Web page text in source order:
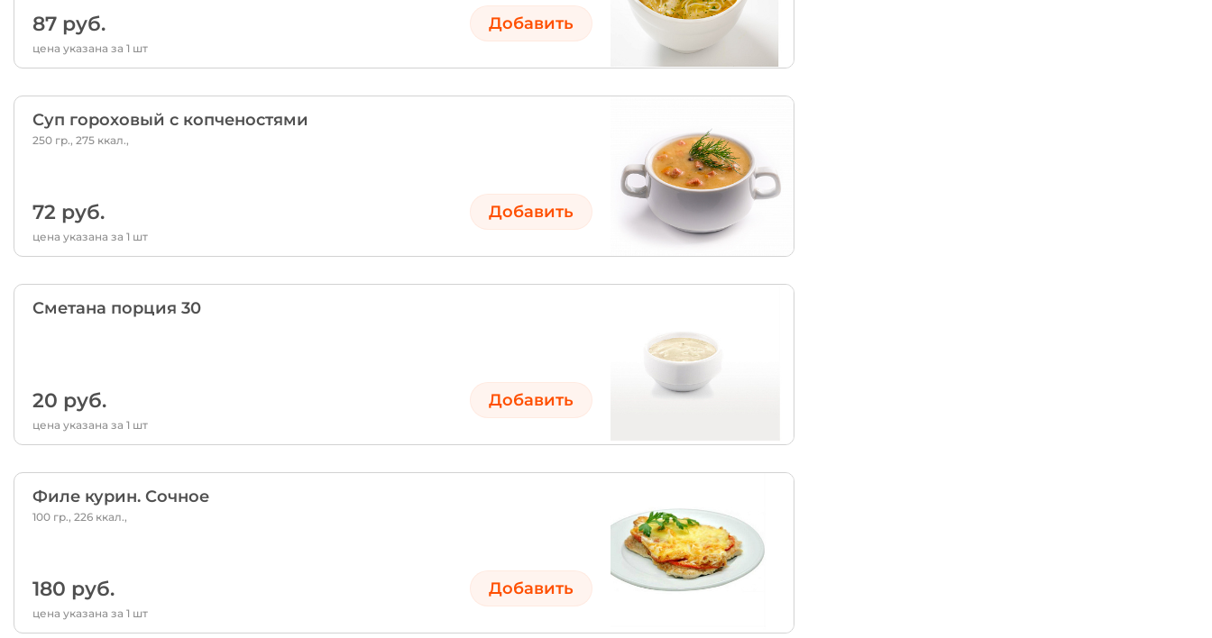
87 руб. Добавить
цена указана за 1 шт
Суп гороховый с копченостями
250 гр., 275 ккал.,
72 руб. Добавить
цена указана за 1 шт
Сметана порция 30
20 руб. Добавить
цена указана за 1 шт
Филе курин. Сочное
100 гр., 226 ккал.,
180 руб. Добавить
цена указана за 1 шт